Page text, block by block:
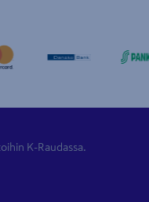
K-Raudassa.